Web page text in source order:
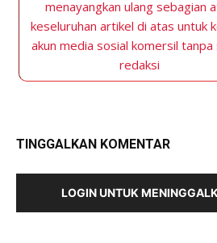
menayangkan ulang sebagian
keseluruhan artikel di atas untuk
akun media sosial komersil tanpa
redaksi
TINGGALKAN KOMENTAR
LOGIN UNTUK